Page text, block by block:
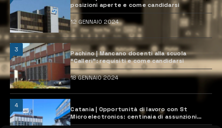
posizioni aperte e come candidarsi
12 GENNAIO 2024
3
Pachino | Mancano docenti alla scuola
“Calleri”: requisiti e come candidarsi
18 GENNAIO 2024
4
Catania | Opportunità di lavoro con St
Microelectronics: centinaia di assunzioni
previste